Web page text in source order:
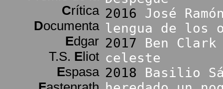
Crítica
Documenta
Edgar
T.S. Eliot
Espasa
2016 José
lengua de los
2017 Ben
celeste
2018 Basilio